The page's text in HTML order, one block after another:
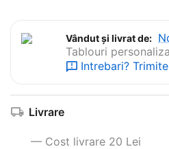
Vândut și livrat de:
Tablouri
Intrebari?
Livrare
— Cost livrare 20 Lei